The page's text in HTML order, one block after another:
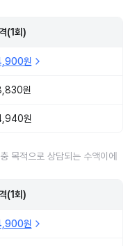
(1회)
원
원
원
목적으로 상담되는 수액이에
(1회)
원